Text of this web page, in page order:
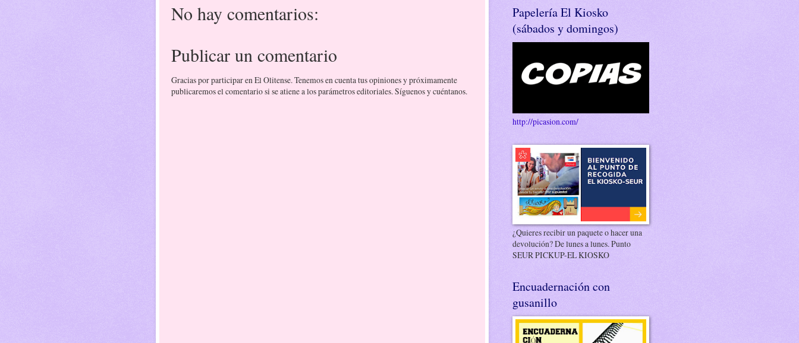
No hay comentarios:
Publicar un comentario
Gracias por participar en El Olitense. Tenemos en cuenta tus opiniones y próximamente
publicaremos el comentario si se atiene a los parámetros editoriales. Síguenos y cuéntanos.
Papelería El Kiosko
(sábados y domingos)
http://picasion.com/
¿Quieres recibir un paquete o hacer una
devolución? De lunes a lunes. Punto
SEUR PICKUP-EL KIOSKO
Encuadernación con
gusanillo